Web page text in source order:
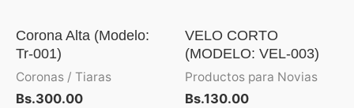
Corona Alta (Modelo:
Tr-001)
Coronas / Tiaras
Bs.300.00
VELO CORTO
(MODELO: VEL-003)
Productos para Novias
Bs.130.00